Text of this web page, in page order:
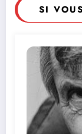
SI